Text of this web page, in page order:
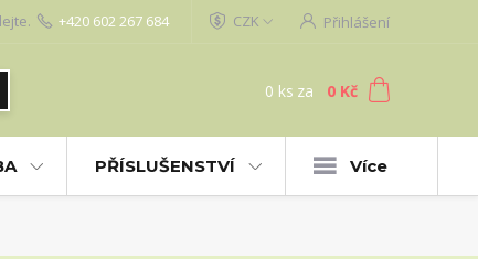
CZK Přihlášení
+420 602 267 684
0 ks za 0 Kč
PŘÍSLUŠENSTVÍ Více